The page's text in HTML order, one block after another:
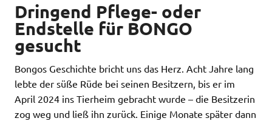
Dringend Pflege- oder
Endstelle für BONGO
gesucht
Bongos Geschichte bricht uns das Herz. Acht Jahre lang
lebte der süße Rüde bei seinen Besitzern, bis er im
April 2024 ins Tierheim gebracht wurde – die Besitzerin
zog weg und ließ ihn zurück. Einige Monate später dann